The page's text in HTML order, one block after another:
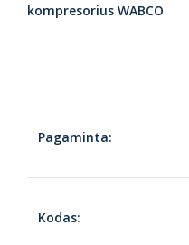
kompresorius WABCO
Pagaminta:
Kodas: